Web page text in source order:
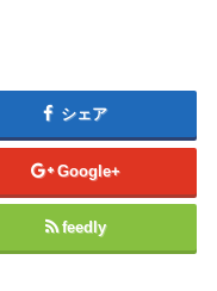
シェア
Google+
feedly